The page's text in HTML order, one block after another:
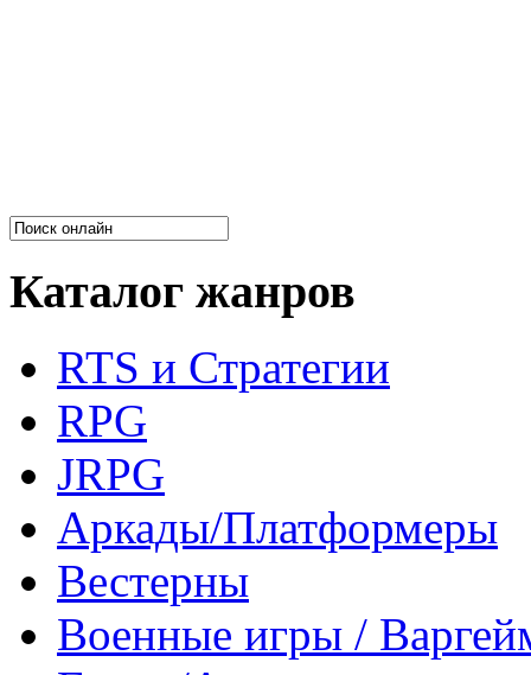
Каталог жанров
RTS и Стратегии
RPG
JRPG
Аркады/Платформеры
Вестерны
Военные игры /